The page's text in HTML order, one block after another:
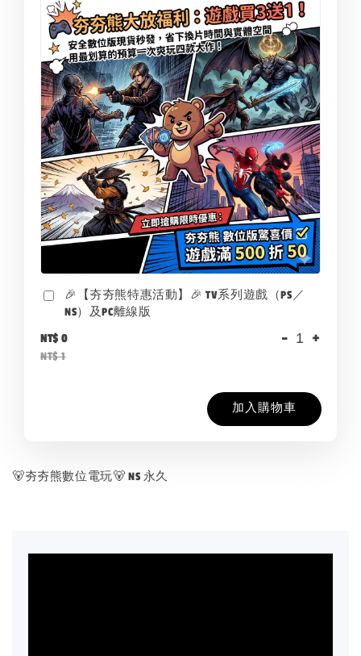
🎉【夯夯熊特惠活動】🎉 TV系列遊戲（PS／
NS）及PC離線版
NT$ 0
NT$ 1
- +
加入購物車
🐻夯夯熊數位電玩🐻 NS 永久